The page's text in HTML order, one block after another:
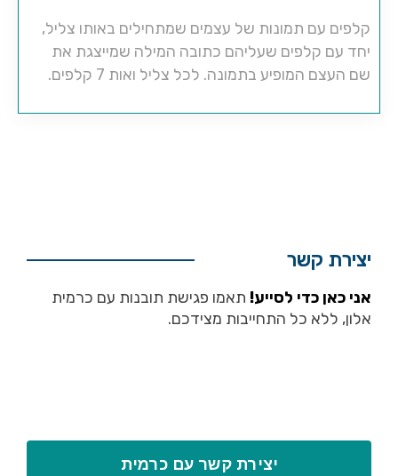
קלפים עם תמונות של עצמים שמתחילים באותו צליל,
יחד עם קלפים שעליהם כתובה המילה שמייצגת את
שם העצם המופיע בתמונה. לכל צליל ואות 7 קלפים.
יצירת קשר
אני כאן כדי לסייע! תאמו פגישת תובנות עם כרמית
אלון, ללא כל התחייבות מצידכם.
יצירת קשר עם כרמית